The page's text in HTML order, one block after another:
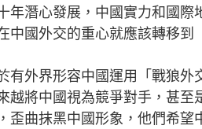
年潛心發展，中國實力和國際
中國外交的重心就應該轉移到
有外界形容中國運用「戰狼外
越將中國視為競爭對手，甚至
歪曲抹黑中國形象，他們希望